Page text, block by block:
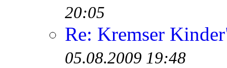
20:05
Re: Kremser
05.08.2009 19:48